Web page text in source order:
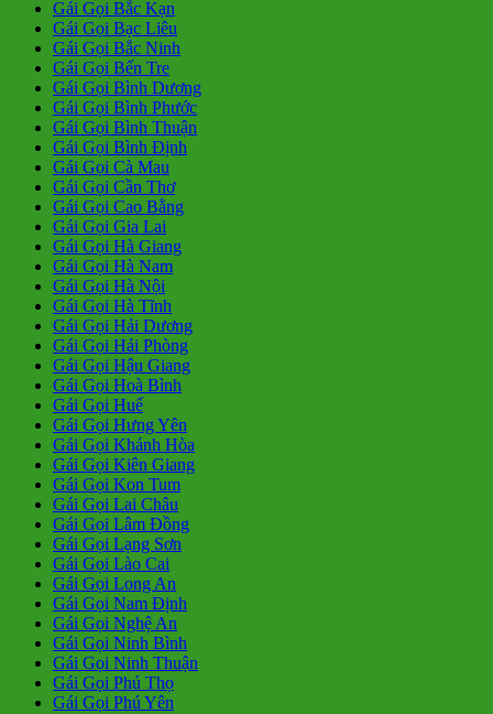
Gái Gọi Bắc Kạn
Gái Gọi Bạc Liêu
Gái Gọi Bắc Ninh
Gái Gọi Bến Tre
Gái Gọi Bình Dương
Gái Gọi Bình Phước
Gái Gọi Bình Thuận
Gái Gọi Bình Định
Gái Gọi Cà Mau
Gái Gọi Cần Thơ
Gái Gọi Cao Bằng
Gái Gọi Gia Lai
Gái Gọi Hà Giang
Gái Gọi Hà Nam
Gái Gọi Hà Nội
Gái Gọi Hà Tĩnh
Gái Gọi Hải Dương
Gái Gọi Hải Phòng
Gái Gọi Hậu Giang
Gái Gọi Hoà Bình
Gái Gọi Huế
Gái Gọi Hưng Yên
Gái Gọi Khánh Hòa
Gái Gọi Kiên Giang
Gái Gọi Kon Tum
Gái Gọi Lai Châu
Gái Gọi Lâm Đồng
Gái Gọi Lạng Sơn
Gái Gọi Lào Cai
Gái Gọi Long An
Gái Gọi Nam Định
Gái Gọi Nghệ An
Gái Gọi Ninh Bình
Gái Gọi Ninh Thuận
Gái Gọi Phú Thọ
Gái Gọi Phú Yên